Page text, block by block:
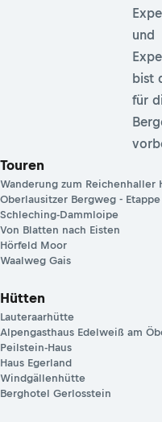
und
bist
für
Touren
Wanderung zum Reichenhaller
Oberlausitzer Bergweg -
Schleching-Dammloipe
Von Blatten nach Eisten
Hörfeld Moor
Waalweg Gais
Hütten
Lauteraarhütte
Alpengasthaus Edelweiß am
Peilstein-Haus
Haus Egerland
Windgällenhütte
Berghotel Gerlosstein